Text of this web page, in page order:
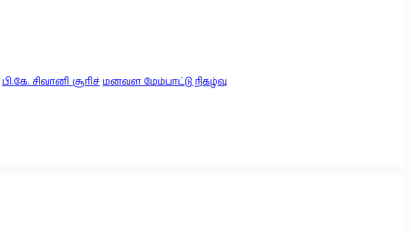
பி.கே. சிவானி சூரிச் மனவள மேம்பாட்டு நிகழ்வு